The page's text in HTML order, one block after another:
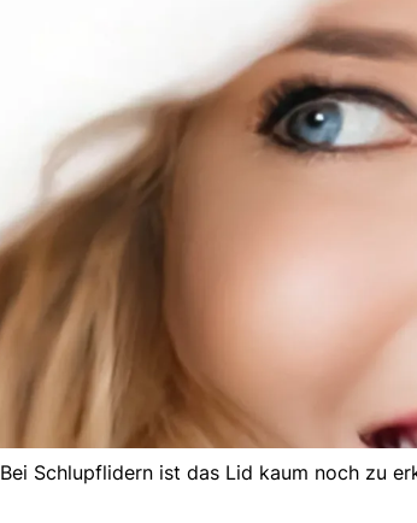
Bei Schlupflidern ist das Lid kaum noch zu